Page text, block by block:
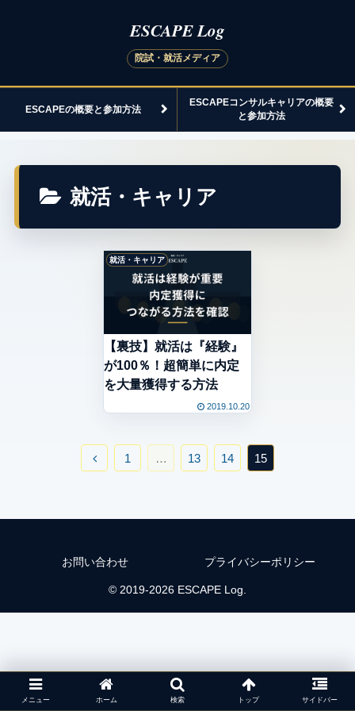
ESCAPEの概要と参加方法
ESCAPEコンサルキャリアの概要
と参加方法
就活・キャリア
就活・キャリア
【裏技】就活は『経験』
が100％！超簡単に内定
を大量獲得する方法
2019.10.20
1 … 13 14 15
お問い合わせ プライバシーポリシー
© 2019-2026 ESCAPE Log.
メニュー ホーム 検索 トップ サイドバー